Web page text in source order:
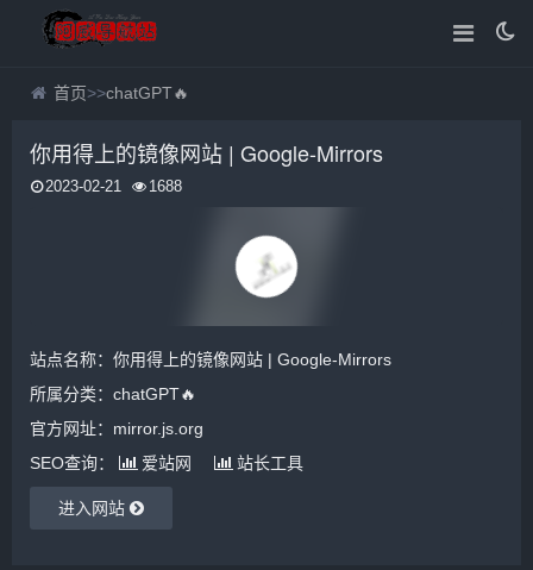
首页>>chatGPT🔥
你用得上的镜像网站 | Google-Mirrors
2023-02-21 1688
站点名称：你用得上的镜像网站 | Google-Mirrors
所属分类： chatGPT🔥
官方网址：mirror.js.org
SEO查询：
爱站网 站长工具
进入网站